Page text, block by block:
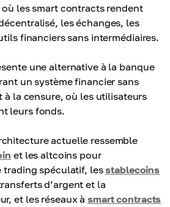
les smart contracts rendent
les échanges, les
financiers sans intermédiaires.
une alternative à la banque
un système financier sans
à la censure, où les utilisateurs
leurs fonds.
actuelle ressemble
et les altcoins pour
trading spéculatif, lesstablecoins
d’argent et la
et les réseaux àsmart contracts